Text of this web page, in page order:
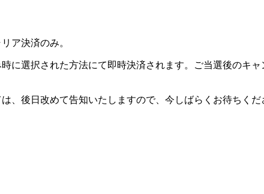
ア決済のみ。
に選択された方法にて即時決済されます。ご当選後のキ
、後日改めて告知いたしますので、今しばらくお待ちくだ